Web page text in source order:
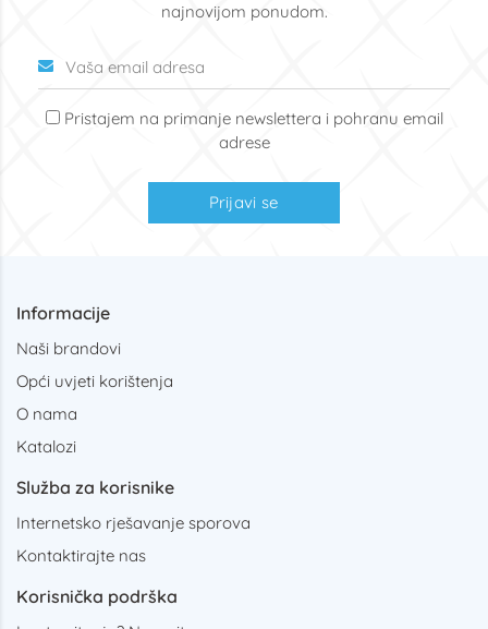
najnovijom ponudom.
Pristajem na primanje newslettera i pohranu email
adrese
Prijavi se
Informacije
Naši brandovi
Opći uvjeti korištenja
O nama
Katalozi
Služba za korisnike
Internetsko rješavanje sporova
Kontaktirajte nas
Korisnička podrška